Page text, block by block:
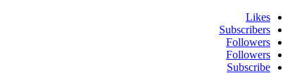
Likes
Subscribers
Followers
Followers
Subscribe